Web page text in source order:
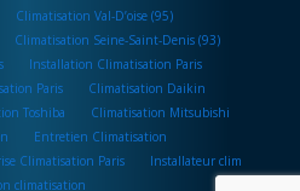
Climatisation Val-D’oise (95)
Climatisation Seine-Saint-Denis (93)
Installation Climatisation Paris
Paris
Climatisation Daikin
Toshiba
Climatisation Mitsubishi
Entretien Climatisation
Climatisation Paris
Installateur clim
climatisation